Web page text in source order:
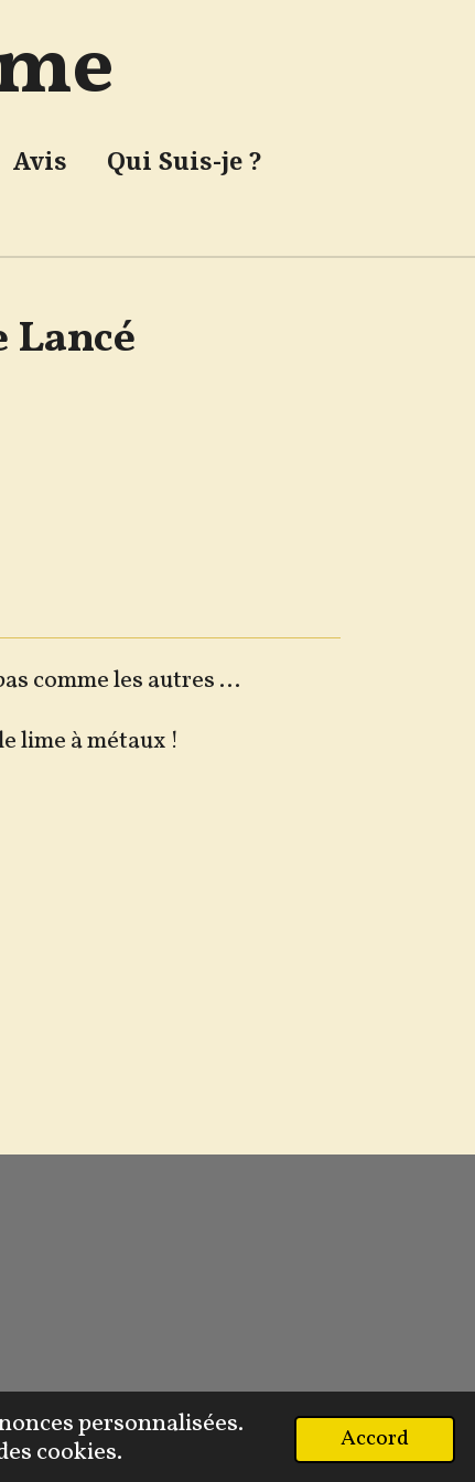
personnalisées.
cookies.
Accord
Avis
Qui Suis-je ?
Lancé
comme les autres ...
lime à métaux !